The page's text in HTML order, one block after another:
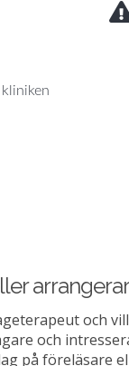
och
och
på föreläsare